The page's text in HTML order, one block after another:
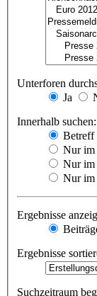
Unterforen
Ja
Innerhalb suchen:
Betreff
Nur im
Nur im
Nur im
Ergebnisse
Ergebnisse
Suchzeitraum